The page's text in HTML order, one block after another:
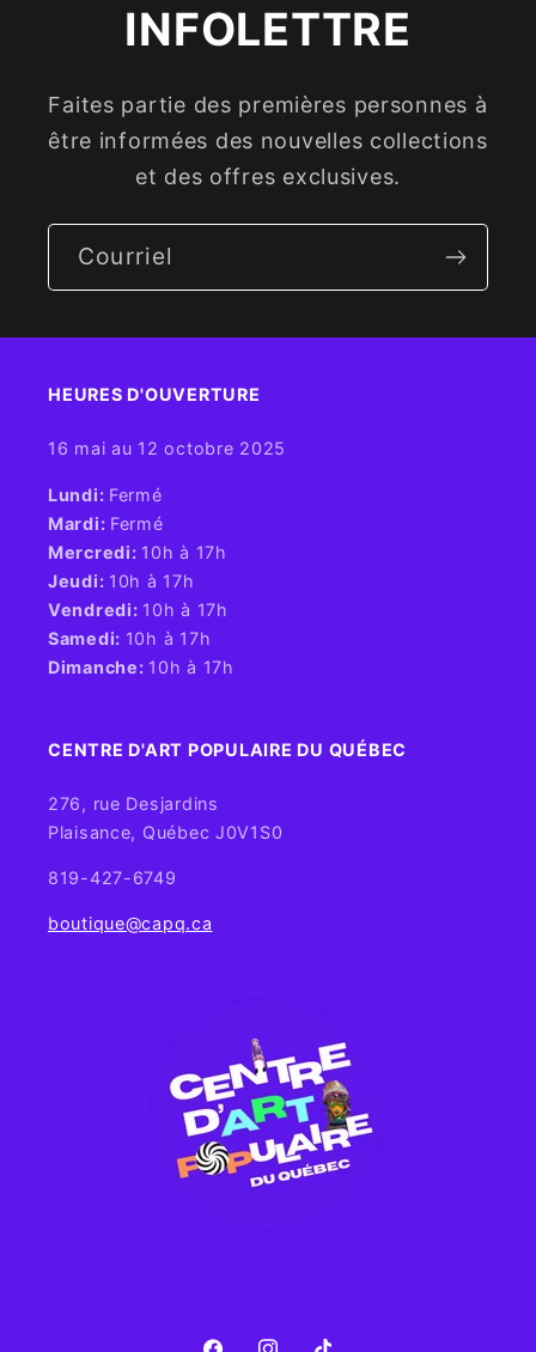
INFOLETTRE
Faites partie des premières personnes à
être informées des nouvelles collections
et des offres exclusives.
Courriel
HEURES D'OUVERTURE​
16 mai au 12 octobre 2025
​Lundi: Fermé
Mardi: Fermé
Mercredi: 10h à 17h
Jeudi: 10h à 17h
Vendredi: 10h à 17h
Samedi: 10h à 17h
Dimanche: 10h à 17h
CENTRE D'ART POPULAIRE DU QUÉBEC
276, rue Desjardins
Plaisance, Québec J0V1S0
819-427-6749
boutique@capq.ca